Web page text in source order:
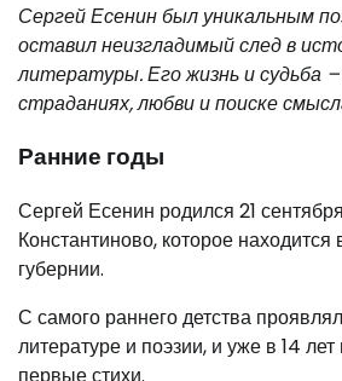
Сергей Есенин был уникальным
оставил неизгладимый след в
литературы. Его жизнь и судьба
страданиях, любви и поиске
Ранние годы
Сергей Есенин родился 21
Константиново, которое находится
губернии.
С самого раннего детства
литературе и поэзии, и уже в 14